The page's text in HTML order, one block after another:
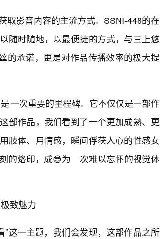
取影音内容的主流方式。SSNI-448的在
随时随地，以最便捷的方式，与三上悠
的承诺，更是对作品传播效率的极大提
一次重要的里程碑。它不仅仅是一部作
部作品，我们看到了一个更加成熟、更
肢体、用情感，瞬间俘获人心的性感女
的烙印，成😎为一次难以忘怀的视觉体
致魅力
这一主题，我们会发现，这部作品之所